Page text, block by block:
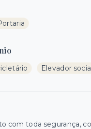
Elevador
com toda segurança,